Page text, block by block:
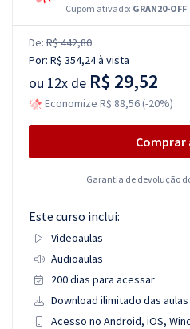
Cupom ativado: GRAN20-OFF
De: R$ 442,80
Por: R$ 354,24à vista
ou 12x de R$ 29,52
Economize R$ 88,56 (-20%)
Comprar
Garantia de devolução
Este curso inclui:
Videoaulas
Audioaulas
200 dias para acessar
Download ilimitado das aulas
Acesso no Android, iOS,